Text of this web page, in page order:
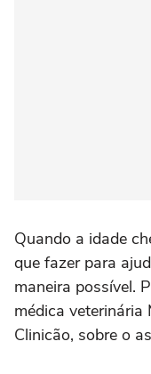
Quando a idade
que fazer para
maneira possível.
médica veterinária
Clinicão, sobre o